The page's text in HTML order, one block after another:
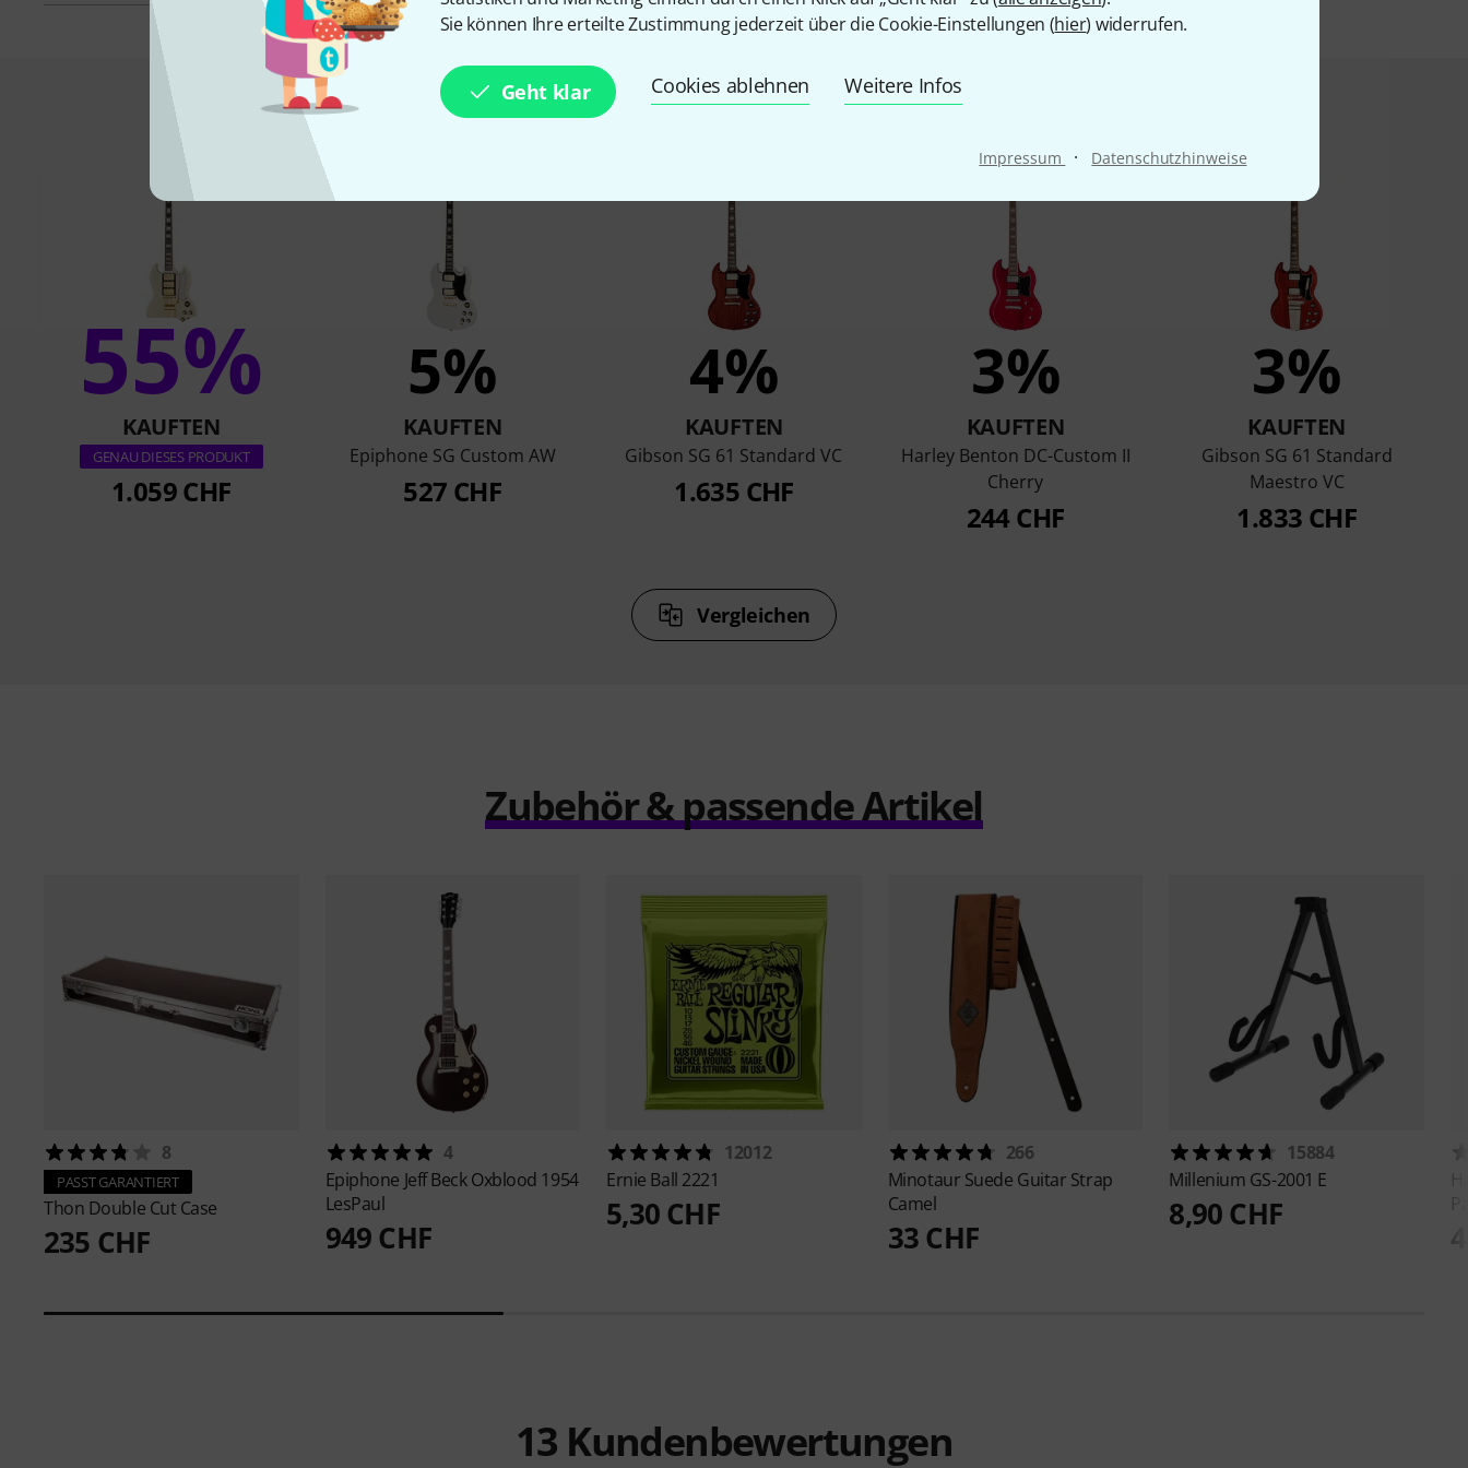
Sie können Ihre erteilte Zustimmung jederzeit über die Cookie-Einstellungen (hier) widerrufen.
Geht klar Cookies ablehnen Weitere Infos
Impressum · Datenschutzhinweise
Das kauften Kunden, die sich dieses Produkt angesehen haben
55%
KAUFTEN
GENAU DIESES PRODUKT
1.059 CHF
5%
KAUFTEN
Epiphone SG Custom AW
527 CHF
4%
KAUFTEN
Gibson SG 61 Standard VC
1.635 CHF
3%
KAUFTEN
Harley Benton DC-Custom II
Cherry
244 CHF
3%
KAUFTEN
Gibson SG 61 Standard
Maestro VC
1.833 CHF
Vergleichen
Zubehör & passende Artikel
8
PASST GARANTIERT
Thon Double Cut Case
235 CHF
4
Epiphone Jeff Beck Oxblood 1954
LesPaul
949 CHF
12012
Ernie Ball 2221
5,30 CHF
266
Minotaur Suede Guitar Strap
Camel
33 CHF
15884
Millenium GS-2001 E
8,90 CHF
13 Kundenbewertungen